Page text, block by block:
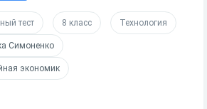
тест 8 класс Технология
Симоненко
экономик